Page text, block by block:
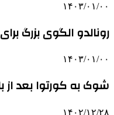
۱۴۰۳/۰۱/۰۰
رونالدو الگوی بزرگ
۱۴۰۳/۰۱/۰۰
شوک به کورتوا بعد از
۱۴۰۲/۱۲/۲۸